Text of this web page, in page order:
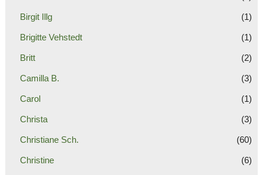
Birgit Illg (1)
Brigitte Vehstedt (1)
Britt (2)
Camilla B. (3)
Carol (1)
Christa (3)
Christiane Sch. (60)
Christine (6)